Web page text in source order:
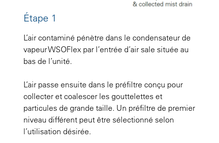
Étape 1
L’air contaminé pénètre dans le condensateur de
vapeur WSOFlex par l’entrée d’air sale située au
bas de l’unité.
L’air passe ensuite dans le préfiltre conçu pour
collecter et coalescer les gouttelettes et
particules de grande taille. Un préfiltre de premier
niveau différent peut être sélectionné selon
l’utilisation désirée.